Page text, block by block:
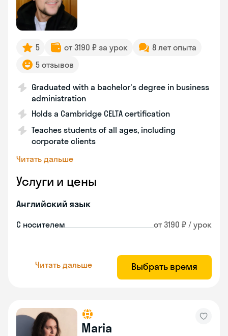
5 от 3190 ₽ за урок
8 лет опыта
5 отзывов
Graduated with a bachelor's degree in business
administration
Holds a Cambridge CELTA certification
Teaches students of all ages, including
corporate clients
Читать дальше
Услуги и цены
Английский язык
С носителем от 3190 ₽ / урок
Читать дальше Выбрать время
Maria